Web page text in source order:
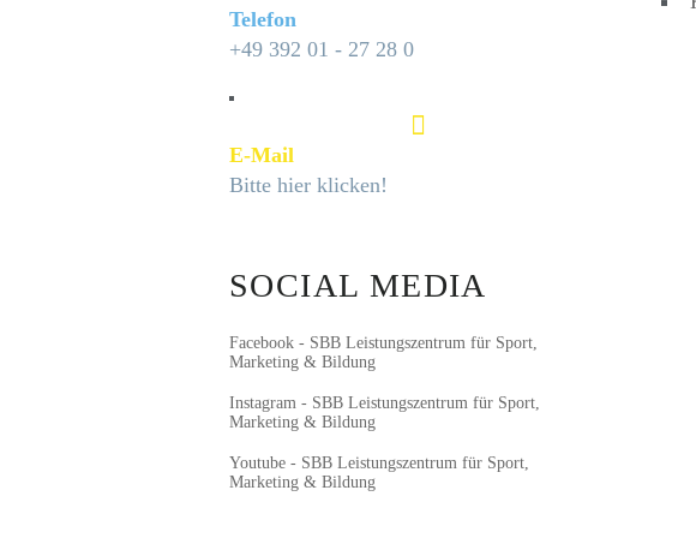
Telefon
+49 392 01 - 27 28 0
E-Mail
Bitte hier klicken!
SOCIAL MEDIA
Facebook - SBB Leistungszentrum für Sport,
Marketing & Bildung
Instagram - SBB Leistungszentrum für Sport,
Marketing & Bildung
Youtube - SBB Leistungszentrum für Sport,
Marketing & Bildung